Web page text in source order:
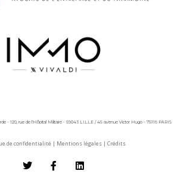
- 120, rue de l'Hôpital Militaire - 59043 LILLE / 45 avenue Victor Hugo - 75116 PARIS
de confidentialité | Mentions légales | Crédits